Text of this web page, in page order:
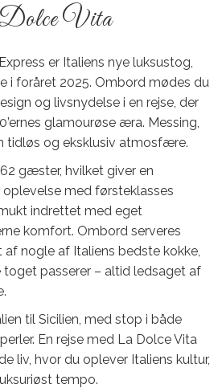
Vita
er Italiens nye luksustog,
i foråret 2025. Ombord mødes du
og livsnydelse i en rejse, der
glamourøse æra. Messing,
tidløs og eksklusiv atmosfære.
gæster, hvilket giver en
med førsteklasses
indrettet med eget
komfort. Ombord serveres
nogle af Italiens bedste kokke,
toget passerer – altid ledsaget af
til Sicilien, med stop i både
En rejse med La Dolce Vita
liv, hvor du oplever Italiens kultur,
tempo.